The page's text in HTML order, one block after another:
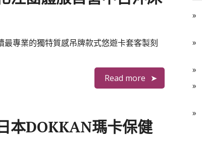
專業的獨特質感吊牌款式悠遊卡套客製刻
Read more
本DOKKAN瑪卡保健